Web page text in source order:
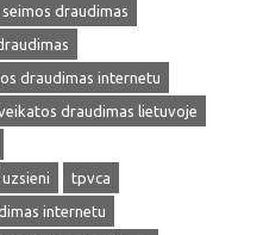
seimos draudimas
draudimas internetu
draudimas lietuvoje
tpvca
internetu